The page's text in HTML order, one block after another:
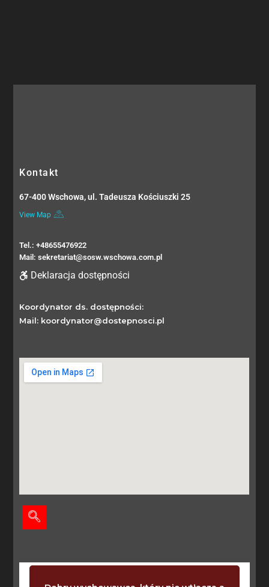
Kontakt
67-400 Wschowa, ul. Tadeusza Kościuszki 25
View Map
Tel.: +48655476922
Mail: sekretariat@sosw.wschowa.com.pl
Deklaracja dostępności
Koordynator ds. dostępności:
Mail: koordynator@dostepnosci.pl